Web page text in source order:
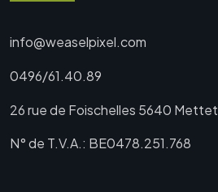
info@weaselpixel.com
0496/61.40.89
26 rue de Foischelles 5640 Mettet
N° de T.V.A.: BE0478.251.768